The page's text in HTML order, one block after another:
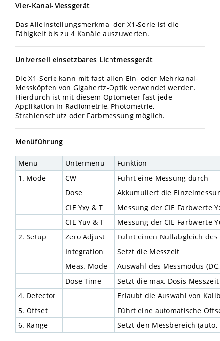
Vier-Kanal-Messgerät
Das Alleinstellungsmerkmal der X1-Serie ist die
Fähigkeit bis zu 4 Kanäle auszuwerten.
Universell einsetzbares Lichtmessgerät
Die X1-Serie kann mit fast allen Ein- oder Mehrkanal-
Messköpfen von Gigahertz-Optik verwendet werden.
Hierdurch ist mit diesem Optometer fast jede
Applikation in Radiometrie, Photometrie,
Strahlenschutz oder Farbmessung möglich.
Menüführung
Menü Untermenü
Funktion
1. Mode
CW
Führt eine Messung durch
Dose
Akkumuliert die
CIE Yxy & T
Messung der CIE Farbwerte
CIE Yuv & T
Messung der CIE Farbwerte
2. Setup
Zero Adjust
Führt einen Nullabgleich
Integration
Setzt die Messzeit
Meas. Mode
Auswahl des Messmodus
Dose Time
Setzt die max. Dosis Messzeit
4. Detector
Erlaubt die Auswahl von
5. Offset
Führt eine automatische
6. Range
Setzt den Messbereich (auto,